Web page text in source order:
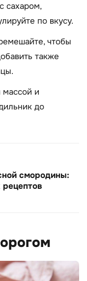
сахаром,
по вкусу.
чтобы
также
и
до
смородины: